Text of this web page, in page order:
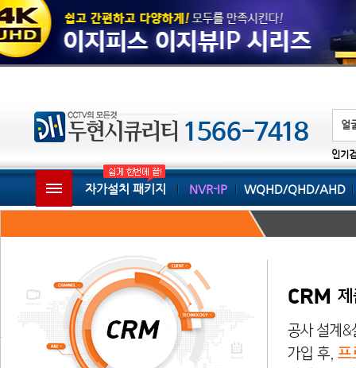
인기
자가설치 패키지 NVR-IP WQHD/QHD/AHD